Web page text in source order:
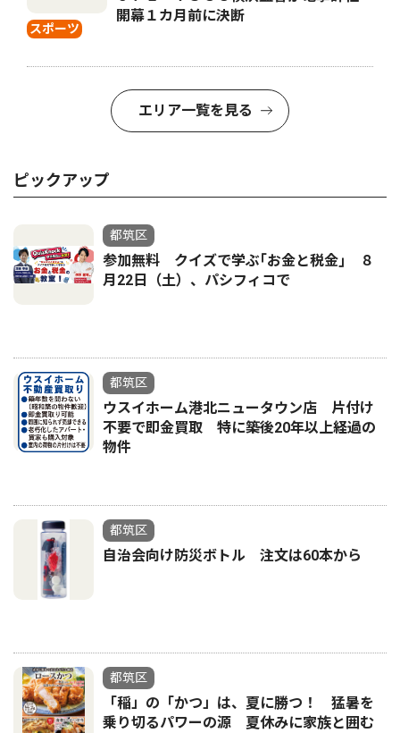
スポーツ
開幕１カ月前に決断
エリア一覧を見る
ピックアップ
都筑区
参加無料 クイズで学ぶ｢お金と税金｣ ８
月22日（土）、パシフィコで
都筑区
ウスイホーム港北ニュータウン店 片付け
不要で即金買取 特に築後20年以上経過の
物件
都筑区
自治会向け防災ボトル 注文は60本から
都筑区
「稲」の「かつ」は、夏に勝つ！ 猛暑を
乗り切るパワーの源 夏休みに家族と囲む